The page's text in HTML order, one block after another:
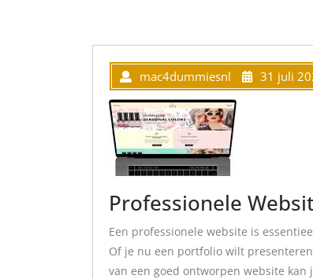
mac4dummiesnl 31 juli
Professionele
Een professionele website is
Of je nu een portfolio wilt
van een goed ontworpen website